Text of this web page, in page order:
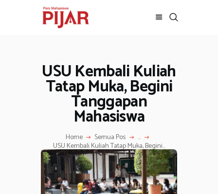
USU Kembali Kuliah
Tatap Muka, Begini
Tanggapan
Mahasiswa
Home Semua Pos ...
USU Kembali Kuliah Tatap Muka, Begini...
BERITA
ADVERTORIAL
SOSOK
HIBURAN
JALAN-JALAN
GAYA HIDUP
OLAHRAGA
OPINI